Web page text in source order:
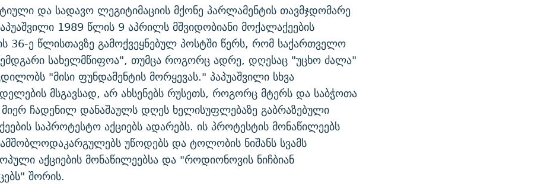
და სადავო ლეგიტიმაციის მქონე პარლამენტის თავმჯდომარე
1989 წლის 9 აპრილს მშვიდობიანი მოქალაქეების
36-ე წლისთავზე გამოქვეყნებულ პოსტში წერს, რომ საქართველო
სახელმწიფოა", თუმცა როგორც ადრე, დღესაც "უცხო ძალა"
"მისი ფუნდამენტის მორყევას." პაპუაშვილი სხვა
მსგავსად, არ ახსენებს რუსეთს, როგორც მტერს და საბჭოთა
მიერ ჩადენილ დანაშაულს დღეს ხელისუფლებაზე გაბრაზებული
საპროტესტო აქციებს ადარებს. ის პროტესტის მონაწილეებს
უწოდებს და ტოლობის ნიშანს სვამს
აქციების მონაწილეებსა და "როდიონოვის ნიჩბიან
შორის.